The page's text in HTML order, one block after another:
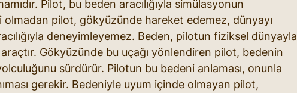
Pilot, bu beden aracılığıyla simülasyonun
olmadan pilot, gökyüzünde hareket edemez, dünyayı
deneyimleyemez. Beden, pilotun fiziksel dünyayla
Gökyüzünde bu uçağı yönlendiren pilot, bedenin
sürdürür. Pilotun bu bedeni anlaması, onunla
gerekir. Bedeniyle uyum içinde olmayan pilot,